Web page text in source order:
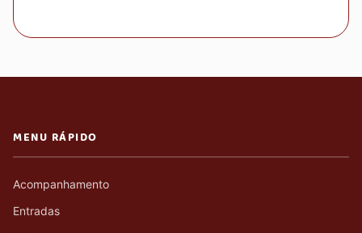
MENU RÁPIDO
Acompanhamento
Entradas